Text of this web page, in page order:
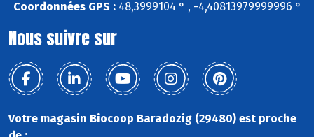
Coordonnées GPS :48,3999104 ° , -4,40813979999996 °
Nous suivre sur
Votre magasin Biocoop Baradozig (29480) est proche